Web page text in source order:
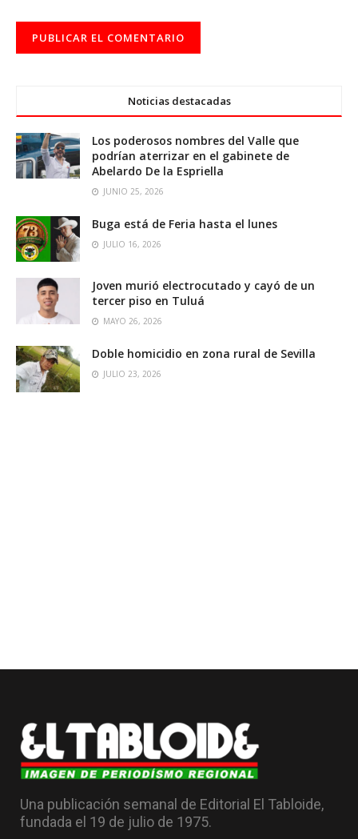
Noticias destacadas
Los poderosos nombres del Valle que
podrían aterrizar en el gabinete de
Abelardo De la Espriella
JUNIO 25, 2026
Buga está de Feria hasta el lunes
JULIO 16, 2026
Joven murió electrocutado y cayó de un
tercer piso en Tuluá
MAYO 26, 2026
Doble homicidio en zona rural de Sevilla
JULIO 23, 2026
Una publicación semanal de Editorial El Tabloide,
fundada el 19 de julio de 1975.